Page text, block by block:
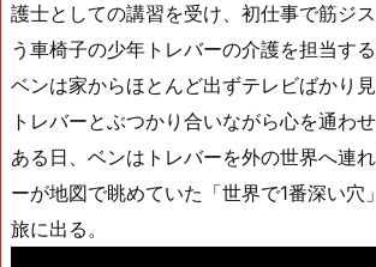
護士としての講習を受け、初仕事で筋ジ
う車椅子の少年トレバーの介護を担当する
ベンは家からほとんど出ずテレビばかり
トレバーとぶつかり合いながら心を通わ
ある日、ベンはトレバーを外の世界へ連
ーが地図で眺めていた「世界で1番深い穴
旅に出る。